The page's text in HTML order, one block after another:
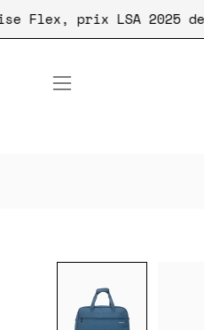
Aller
valise Flex, prix
Ouvrir